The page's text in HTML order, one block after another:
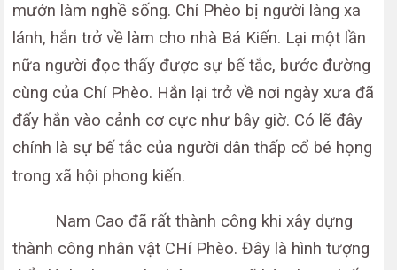
mướn làm nghề sống. Chí Phèo bị người làng xa
lánh, hắn trở về làm cho nhà Bá Kiến. Lại một lần
nữa người đọc thấy được sự bế tắc, bước đường
cùng của Chí Phèo. Hắn lại trở về nơi ngày xưa đã
đẩy hắn vào cảnh cơ cực như bây giờ. Có lẽ đây
chính là sự bế tắc của người dân thấp cổ bé họng
trong xã hội phong kiến.
Nam Cao đã rất thành công khi xây dựng
thành công nhân vật CHí Phèo. Đây là hình tượng